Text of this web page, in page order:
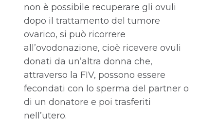
non è possibile recuperare gli ovuli
dopo il trattamento del tumore
ovarico, si può ricorrere
all’ovodonazione, cioè ricevere ovuli
donati da un’altra donna che,
attraverso la FIV, possono essere
fecondati con lo sperma del partner o
di un donatore e poi trasferiti
nell’utero.